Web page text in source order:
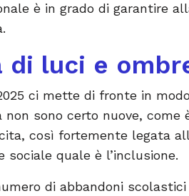
è in grado di garantire
luci e
ci mette di fronte in
sono certo nuove, come
così fortemente legata
quale è l’inclusione.
di abbandoni